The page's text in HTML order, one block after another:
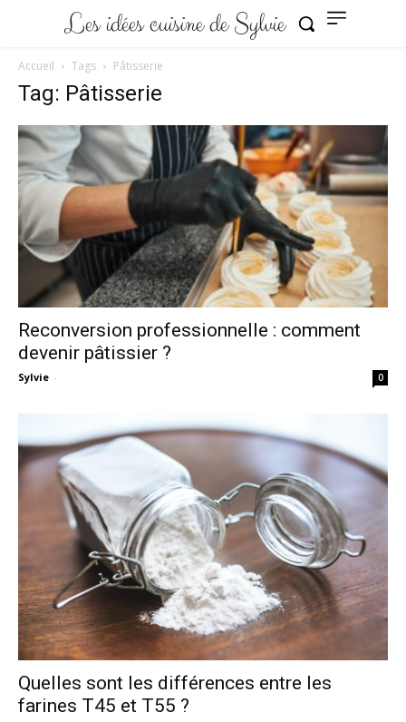
Les idées cuisine de Sylvie
Accueil Tags Pâtisserie
Tag: Pâtisserie
Reconversion professionnelle : comment
devenir pâtissier ?
Sylvie - 0
Quelles sont les différences entre les
farines T45 et T55 ?